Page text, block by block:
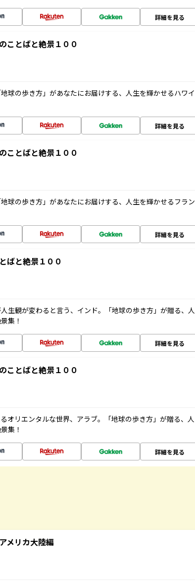
詳細を見る
ことばと絶景１００
球の歩き方」があなたにお届けする、人生を輝かせるハワイ
詳細を見る
ことばと絶景１００
球の歩き方」があなたにお届けする、人生を輝かせるフラン
詳細を見る
ばと絶景１００
生観が変わると言う、インド。「地球の歩き方」が贈る、人
集！
詳細を見る
ことばと絶景１００
オリエンタルな世界、アラブ。「地球の歩き方」が贈る、人
集！
詳細を見る
リカ大陸編